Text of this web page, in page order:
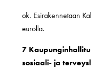
ok. Esirakennetaan
eurolla.
7
sosiaali- ja